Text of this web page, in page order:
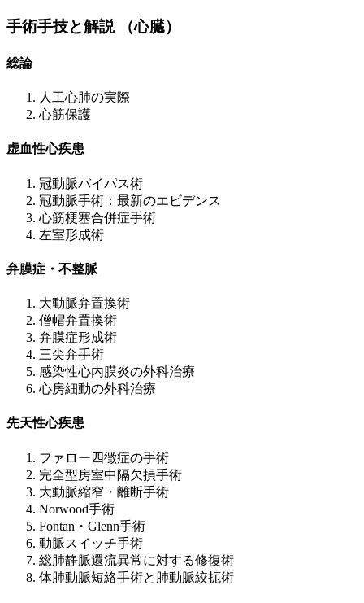
手術手技と解説 （心臓）
総論
人工心肺の実際
心筋保護
虚血性心疾患
冠動脈バイパス術
冠動脈手術：最新のエビデンス
心筋梗塞合併症手術
左室形成術
弁膜症・不整脈
大動脈弁置換術
僧帽弁置換術
弁膜症形成術
三尖弁手術
感染性心内膜炎の外科治療
心房細動の外科治療
先天性心疾患
ファロー四徴症の手術
完全型房室中隔欠損手術
大動脈縮窄・離断手術
Norwood手術
Fontan・Glenn手術
動脈スイッチ手術
総肺静脈還流異常に対する修復術
体肺動脈短絡手術と肺動脈絞扼術